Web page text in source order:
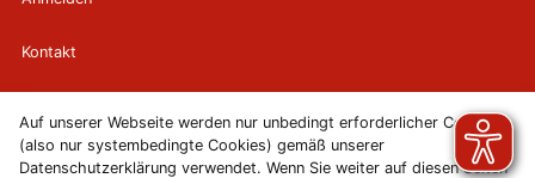
Auf unserer Webseite werden nur unbedingt erforderlicher Cookies
(also nur systembedingte Cookies) gemäß unserer
Datenschutzerklärung verwendet. Wenn Sie weiter auf diesen Seiten
Kontakt
Newsletterabmeldung